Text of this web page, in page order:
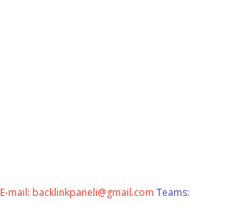
E-mail: backlinkpaneli@gmail.com Teams: